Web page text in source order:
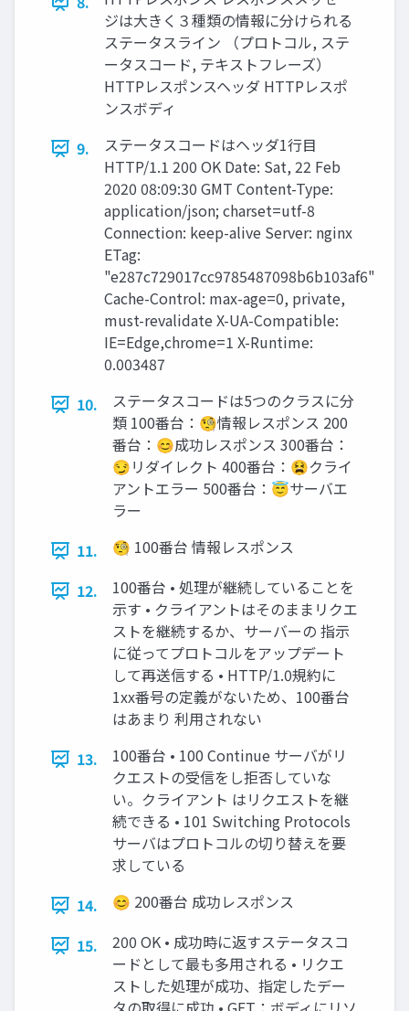
ジは大きく３種類の情報に分けられる
ステータスライン （プロトコル, ステ
ータスコード, テキストフレーズ）
HTTPレスポンスヘッダ HTTPレスポ
ンスボディ
9.
ステータスコードはヘッダ1行目
HTTP/1.1 200 OK Date: Sat, 22 Feb
2020 08:09:30 GMT Content-Type:
application/json; charset=utf-8
Connection: keep-alive Server: nginx
ETag:
"e287c729017cc9785487098b6b103af6"
Cache-Control: max-age=0, private,
must-revalidate X-UA-Compatible:
IE=Edge,chrome=1 X-Runtime:
0.003487
10.
ステータスコードは5つのクラスに分
類 100番台：🧐情報レスポンス 200
番台：😊成功レスポンス 300番台：
😏リダイレクト 400番台：😫クライ
アントエラー 500番台：😇サーバエ
ラー
11.
🧐 100番台 情報レスポンス
12.
100番台 • 処理が継続していることを
示す • クライアントはそのままリクエ
ストを継続するか、サーバーの 指示
に従ってプロトコルをアップデート
して再送信する • HTTP/1.0規約に
1xx番号の定義がないため、100番台
はあまり 利用されない
13.
100番台 • 100 Continue サーバがリ
クエストの受信をし拒否していな
い。クライアント はリクエストを継
続できる • 101 Switching Protocols
サーバはプロトコルの切り替えを要
求している
14.
😊 200番台 成功レスポンス
15.
200 OK • 成功時に返すステータスコ
ードとして最も多用される • リクエ
ストした処理が成功、指定したデー